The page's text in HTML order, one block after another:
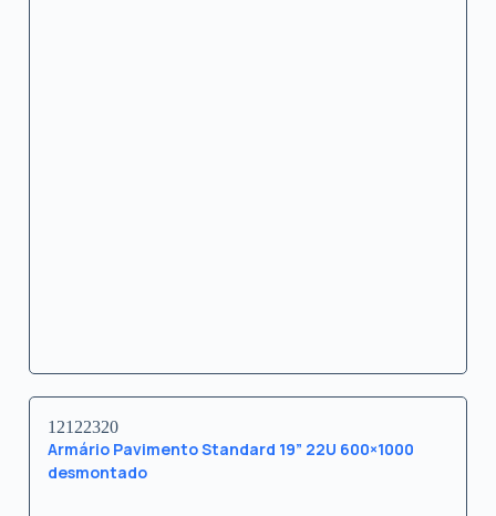
12122320
Armário Pavimento Standard 19” 22U 600×1000
desmontado